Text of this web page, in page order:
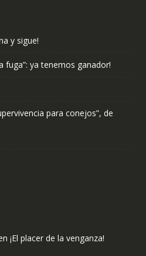
y sigue!
fuga”: ya tenemos ganador!
para conejos”, de
¡El placer de la venganza!